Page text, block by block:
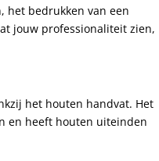
het bedrukken van een
jouw professionaliteit zien,
het houten handvat. Het
en heeft houten uiteinden